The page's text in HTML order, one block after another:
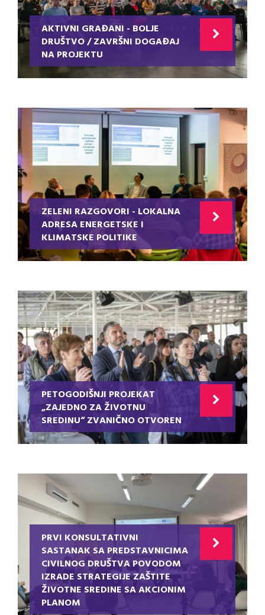
AKTIVNI GRAĐANI - BOLJE
DRUŠTVO / ZAVRŠNI DOGAĐAJ
NA PROJEKTU
ZELENI RAZGOVORI - LOKALNA
ADRESA ENERGETSKE I
KLIMATSKE POLITIKE
PETOGODIŠNJI PROJEKAT
„ZAJEDNO ZA ŽIVOTNU
SREDINU“ ZVANIČNO OTVOREN
PRVI KONSULTATIVNI
SASTANAK SA PREDSTAVNICIMA
CIVILNOG DRUŠTVA POVODOM
IZRADE STRATEGIJE ZAŠTITE
ŽIVOTNE SREDINE SA AKCIONIM
PLANOM